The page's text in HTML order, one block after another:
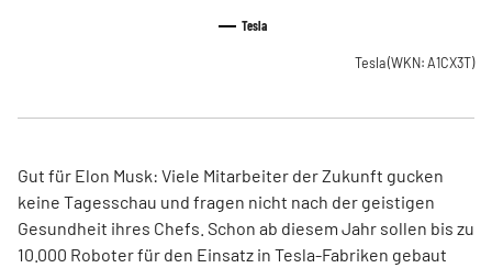
Tesla
Tesla(WKN: A1CX3T)
Gut für Elon Musk: Viele Mitarbeiter der Zukunft gucken
keine Tagesschau und fragen nicht nach der geistigen
Gesundheit ihres Chefs. Schon ab diesem Jahr sollen bis zu
10.000 Roboter für den Einsatz in Tesla-Fabriken gebaut